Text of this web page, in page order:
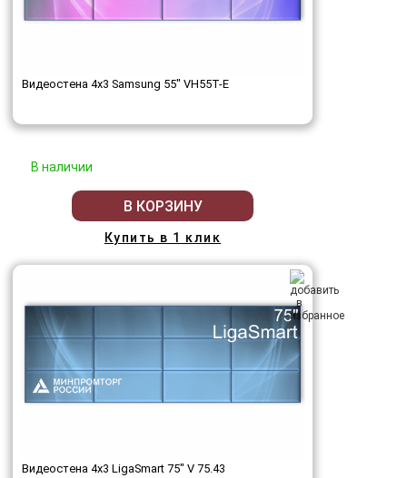
Видеостена 4x3 Samsung 55" VH55T-E
В наличии
В КОРЗИНУ
Купить в 1 клик
Видеостена 4x3 LigaSmart 75" V 75.43